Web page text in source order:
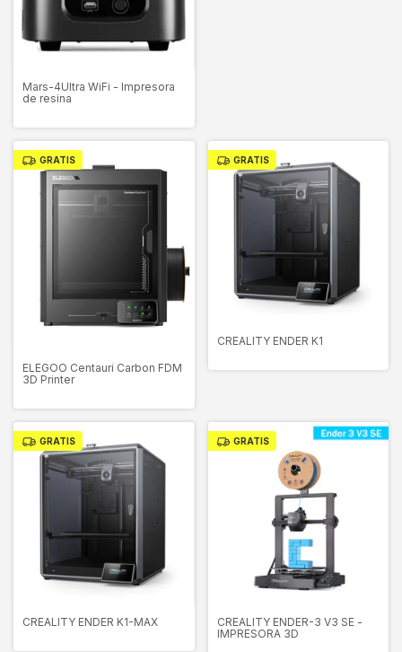
Mars-4Ultra WiFi - Impresora
de resina
GRATIS
ELEGOO Centauri Carbon FDM
3D Printer
GRATIS
CREALITY ENDER K1
GRATIS
CREALITY ENDER K1-MAX
GRATIS
CREALITY ENDER-3 V3 SE -
IMPRESORA 3D